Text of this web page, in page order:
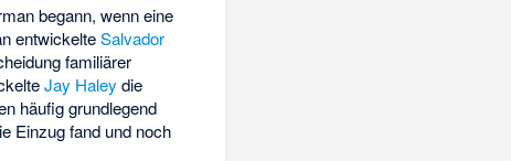
begann, wenn eine
entwickelteSalvador
familiärer
Jay Haley die
häufig grundlegend
Einzug fand und noch